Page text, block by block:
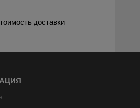
доставки